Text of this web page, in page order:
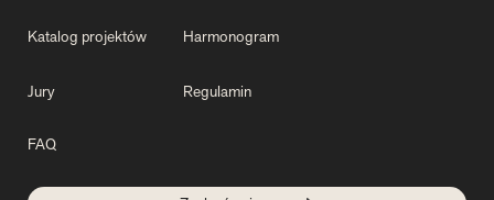
Katalog projektów Harmonogram
Jury Regulamin
FAQ